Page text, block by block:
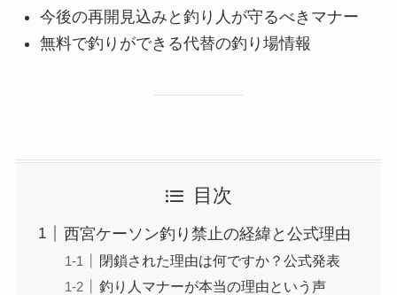
今後の再開見込みと釣り人が守るべきマナー
無料で釣りができる代替の釣り場情報
目次
西宮ケーソン釣り禁止の経緯と公式理由
閉鎖された理由は何ですか？公式発表
釣り人マナーが本当の理由という声